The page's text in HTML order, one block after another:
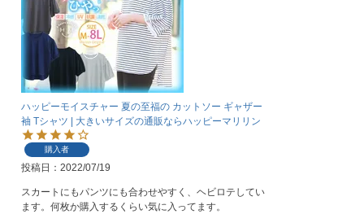
ハッピーモイスチャー 夏の至福の カットソー ギャザー
袖 Tシャツ | 大きいサイズの通販ならハッピーマリリン
購入者
投稿日 2022/07/19
スカートにもパンツにも合わせやすく、ヘビロテしてい
ます。何枚か購入するくらい気に入ってます。